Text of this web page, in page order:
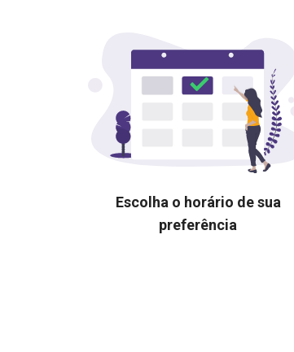
Escolha o horário de sua
preferência